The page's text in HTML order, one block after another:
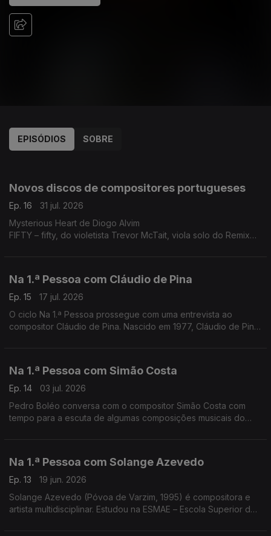
EPISÓDIOS SOBRE
Novos discos de compositores portugueses
Ep. 16
31 jul. 2026
Mysterious Heart de Diogo Alvim
FIFTY – fifty, do violetista Trevor McTait, viola solo do Remix
Na 1.ª Pessoa com Cláudio de Pina
Ep. 15
17 jul. 2026
O ciclo Na 1.ª Pessoa prossegue com uma entrevista ao
compositor Cláudio de Pina. Nascido em 1977, Cláudio de Pina
Na 1.ª Pessoa com Simão Costa
Ep. 14
03 jul. 2026
Pedro Boléo conversa com o compositor Simão Costa com
tempo para a escuta de algumas composições musicais do
Na 1.ª Pessoa com Solange Azevedo
Ep. 13
19 jun. 2026
Solange Azevedo (Póvoa de Varzim, 1995) é compositora e
artista multidisciplinar. Estudou na ESMAE – Escola Superior de